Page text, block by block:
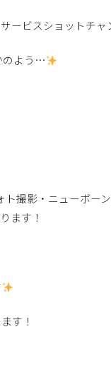
ービスショットチ
のよう…
撮影・ニューボー
ます！
す！